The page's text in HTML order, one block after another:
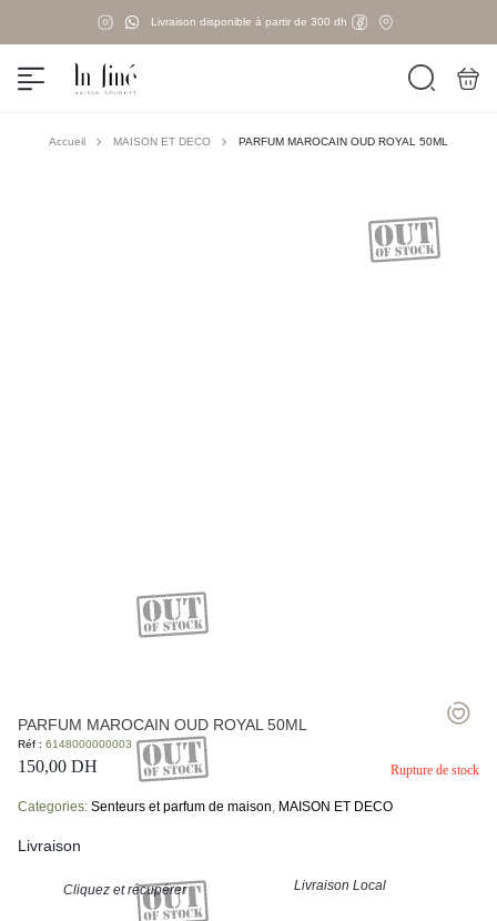
Livraison disponible à partir de 300 dh
Accueil MAISON ET DECO PARFUM MAROCAIN OUD ROYAL 50ML
PARFUM MAROCAIN OUD ROYAL 50ML
Réf : 6148000000003
150,00 DH Rupture de stock
Categories: Senteurs et parfum de maison, MAISON ET DECO
Livraison
Cliquez et récupérer Livraison Local